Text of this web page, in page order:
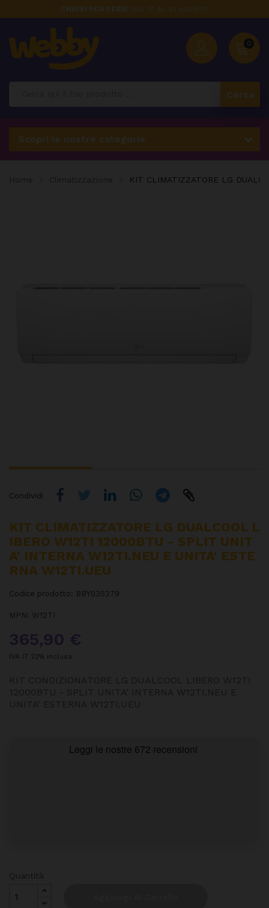
CHIUSI PER FERIE DAL 17 AL 23 AGOSTO
0
Cerca
Scopri le nostre categorie
KIT CLIMATIZZATORE LG
Condividi
KIT CLIMATIZZATORE LG DUALCOOL L
IBERO W12TI 12000BTU - SPLIT UNIT
A' INTERNA W12TI.NEU E UNITA' ESTE
RNA W12TI.UEU
Codice prodotto: BBY035279
MPN: W12TI
IVA IT 22% inclusa